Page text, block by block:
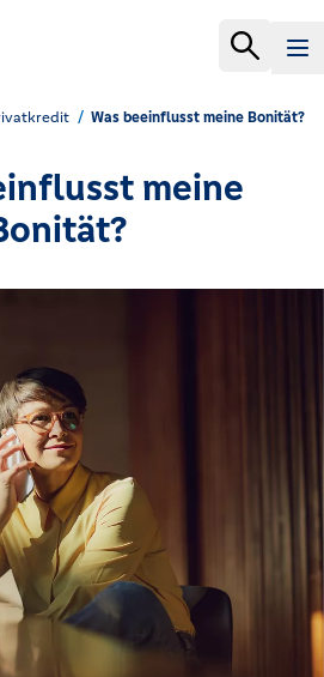
Was beeinflusst meine Bonität?
meine